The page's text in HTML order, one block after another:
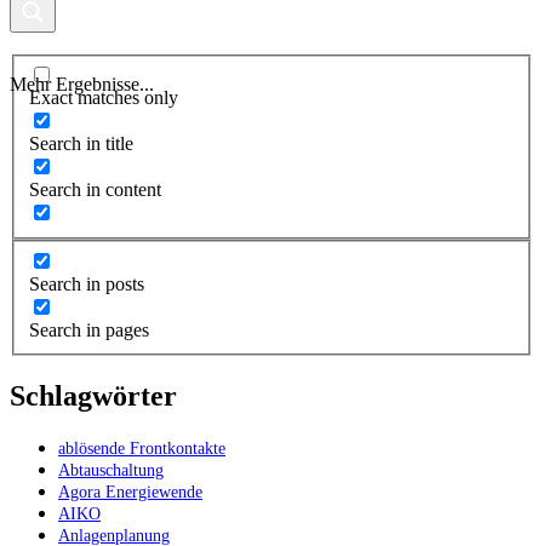
Mehr Ergebnisse...
Exact matches only
Search in title
Search in content
Search in posts
Search in pages
Schlagwörter
ablösende Frontkontakte
Abtauschaltung
Agora Energiewende
AIKO
Anlagenplanung